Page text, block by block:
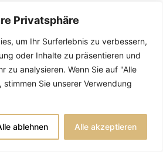
Privatsphäre
um Ihr Surferlebnis zu verbessern,
oder Inhalte zu präsentieren und
zu analysieren. Wenn Sie auf "Alle
Sie unserer Verwendung
ablehnen Alle akzeptieren
Google Ireland Limited, Gordon
Street, Dublin 4, Irland,
Google LLC, 1600
Mountain View, CA
pay.google.com/intl/de_de/a
https://policies.google.c